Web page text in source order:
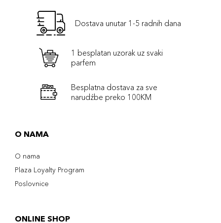
Dostava unutar 1-5 radnih dana
1 besplatan uzorak uz svaki
parfem
Besplatna dostava za sve
narudźbe preko 100KM
O NAMA
O nama
Plaza Loyalty Program
Poslovnice
ONLINE SHOP